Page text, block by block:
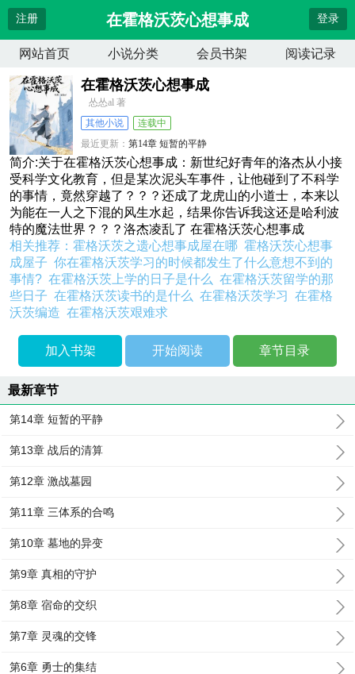
注册 在霍格沃茨心想事成 登录
网站首页 小说分类 会员书架 阅读记录
在霍格沃茨心想事成
怂怂al 著
其他小说
连载中
最近更新：第14章 短暂的平静
更新时间：2026-04-12 01:51:38
简介:关于在霍格沃茨心想事成：新世纪好青年的洛杰从小接
受科学文化教育，但是某次泥头车事件，让他碰到了不科学
的事情，竟然穿越了？？？还成了龙虎山的小道士，本来以
为能在一人之下混的风生水起，结果你告诉我这还是哈利波
特的魔法世界？？？洛杰凌乱了 在霍格沃茨心想事成
相关推荐：霍格沃茨之遗心想事成屋在哪霍格沃茨心想事
成屋子你在霍格沃茨学习的时候都发生了什么意想不到的
事情?在霍格沃茨上学的日子是什么在霍格沃茨留学的那
些日子在霍格沃茨读书的是什么在霍格沃茨学习在霍格
沃茨编造在霍格沃茨艰难求
加入书架 开始阅读 章节目录
最新章节
第14章 短暂的平静
第13章 战后的清算
第12章 激战墓园
第11章 三体系的合鸣
第10章 墓地的异变
第9章 真相的守护
第8章 宿命的交织
第7章 灵魂的交锋
第6章 勇士的集结